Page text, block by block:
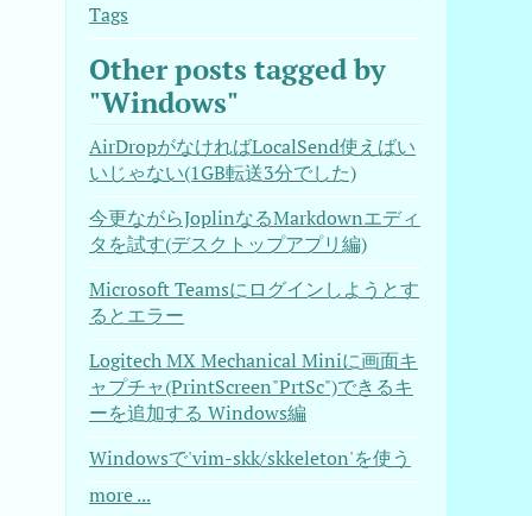
Tags
Other posts tagged by
"Windows"
AirDropがなければLocalSend使えばい
いじゃない(1GB転送3分でした)
今更ながらJoplinなるMarkdownエディ
タを試す(デスクトップアプリ編)
Microsoft Teamsにログインしようとす
るとエラー
Logitech MX Mechanical Miniに画面キ
ャプチャ(PrintScreen"PrtSc")できるキ
ーを追加する Windows編
Windowsで'vim-skk/skkeleton'を使う
more ...